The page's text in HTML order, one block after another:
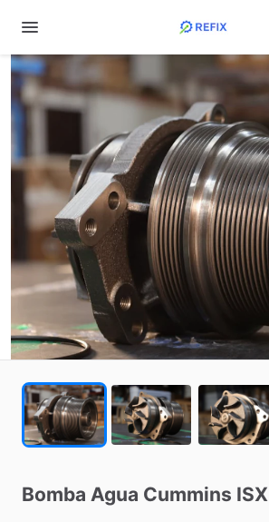
Bomba Agua Cummins ISX